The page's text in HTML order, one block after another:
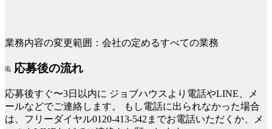
業務内容の変更範囲：会社の定めるすべての業務
応募後の流れ
応募後すぐ〜3日以内に ジョブハウスより電話やLINE、メ
ールなどでご連絡します。
もし電話に出られなかった場合
は、フリーダイヤル0120-413-542までお電話いただくか、メ